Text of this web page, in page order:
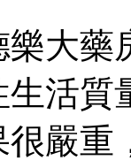
大藥
活質
嚴重